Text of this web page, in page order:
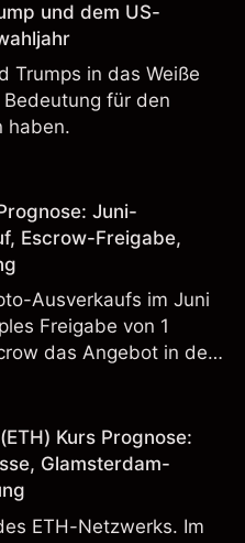
und dem US-
Trumps in das Weiße
für den
haben.
Juni-
Escrow-Freigabe,
Ausverkaufs im Juni
Freigabe von 1
das Angebot in den
in der
Kurs Prognose:
Glamsterdam-
ETH-Netzwerks. Im